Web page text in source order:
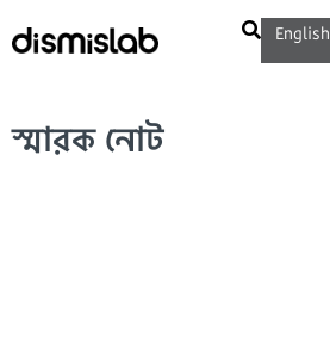
English
স্মারক নোট